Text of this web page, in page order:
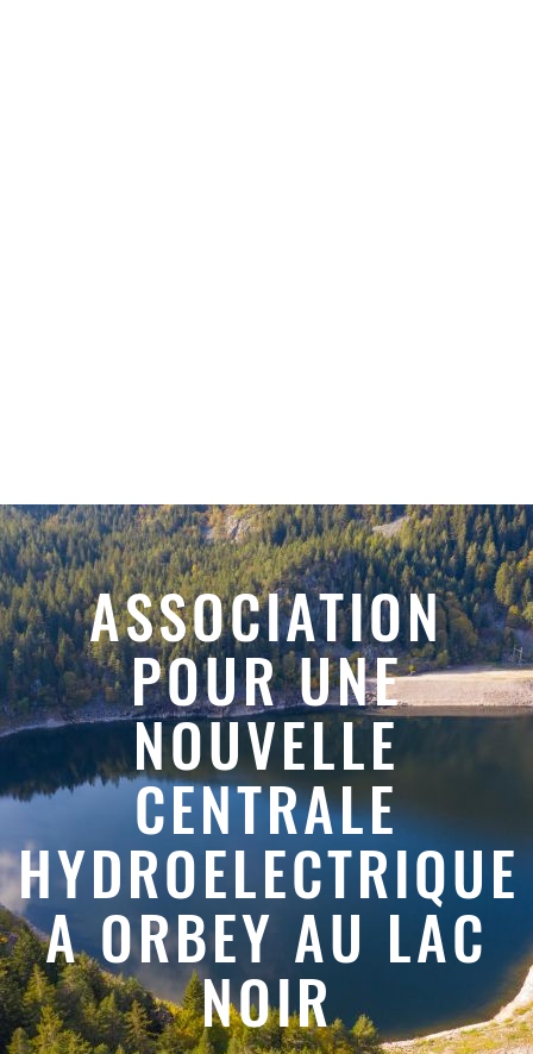
ASSOCIATION
POUR UNE
NOUVELLE
CENTRALE
HYDROELECTRIQUE
A ORBEY AU LAC
NOIR